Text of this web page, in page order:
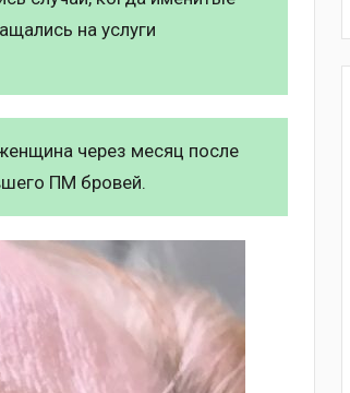
на услуги
через месяц после
ПМ бровей.